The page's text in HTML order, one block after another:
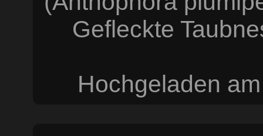
Gefleckte
Hochgeladen